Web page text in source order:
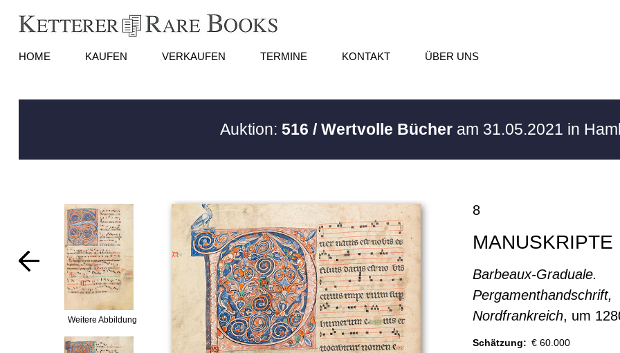
HOME KAUFEN VERKAUFEN TERMINE KONTAKT ÜBER UNS
Auktion: 516 / Wertvolle Bücheram 31.05.2021 in
Weitere Abbildung
8
MANUSKRIPTE
Barbeaux-Graduale.
Pergamenthandschrift,
Nordfrankreich, um
Schätzung: € 60.000